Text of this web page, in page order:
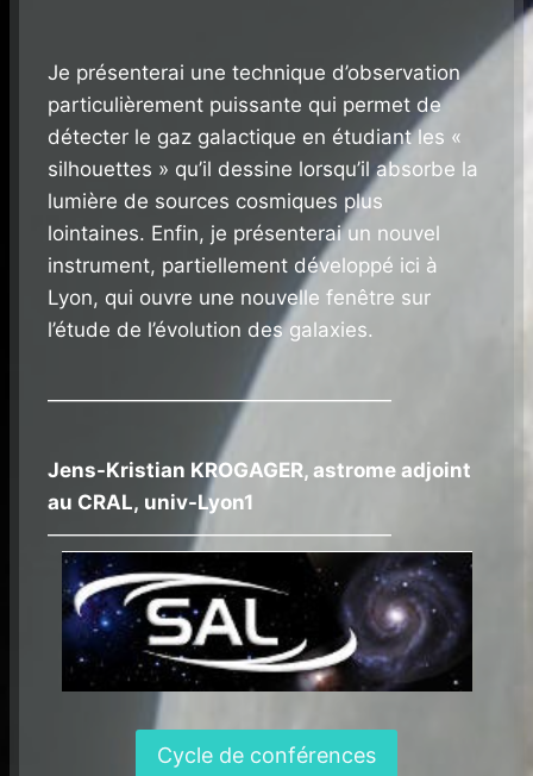
Je présenterai une technique d’observation
particulièrement puissante qui permet de
détecter le gaz galactique en étudiant les «
silhouettes » qu’il dessine lorsqu’il absorbe la
lumière de sources cosmiques plus
lointaines. Enfin, je présenterai un nouvel
instrument, partiellement développé ici à
Lyon, qui ouvre une nouvelle fenêtre sur
l’étude de l’évolution des galaxies.
—————————————————
Jens-Kristian KROGAGER, astrome adjoint
au CRAL, univ-Lyon1
—————————————————
Cycle de conférences